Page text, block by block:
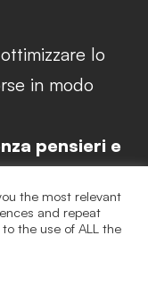
lo
in modo
pensieri e
P.IVA and N° Reg.
the most relevant
and repeat
the use of ALL the